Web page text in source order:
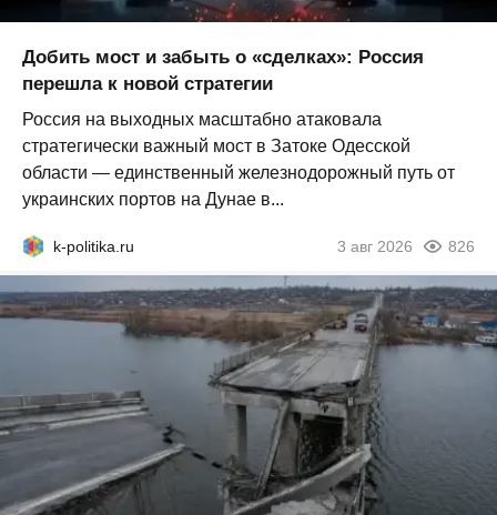
Добить мост и забыть о «сделках»: Россия
перешла к новой стратегии
Россия на выходных масштабно атаковала
стратегически важный мост в Затоке Одесской
области — единственный железнодорожный путь от
украинских портов на Дунае в...
k-politika.ru 3 авг 2026 826